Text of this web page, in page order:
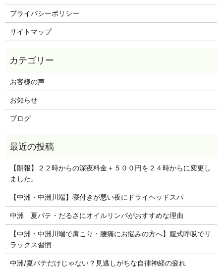
プライバシーポリシー
サイトマップ
お客様の声
お知らせ
ブログ
【朗報】２２時からの深夜料金＋５００円を２４時からに変更し
ました。
【中洲・中洲川端】寝付きが悪い夜にドライヘッドスパ
中洲 夏バテ・だるさにオイルリンパがおすすめな理由
【中洲・中洲川端で肩こり・腰痛にお悩みの方へ】腹式呼吸でリ
ラックス習慣
中洲/夏バテだけじゃない？見逃しがちな自律神経の疲れ